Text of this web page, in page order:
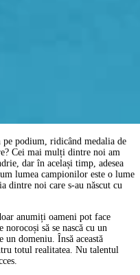
podium, ridicând medalia de
Cei mai mulți dintre noi am
dar în același timp, adesea
lumea campionilor este o lume
dintre noi care s-au născut cu
anumiți oameni pot face
să se nască cu un
domeniu. Însă această
totul realitatea. Nu talentul